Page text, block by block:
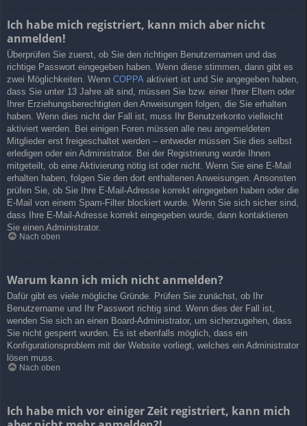
Ich habe mich registriert, kann mich aber nicht
anmelden!
Überprüfen Sie zuerst, ob Sie den richtigen Benutzernamen und das
richtige Passwort eingegeben haben. Wenn diese stimmen, dann gibt es
zwei Möglichkeiten. Wenn COPPA aktiviert ist und Sie angegeben haben,
dass Sie unter 13 Jahre alt sind, müssen Sie bzw. einer Ihrer Eltern oder
Ihrer Erziehungsberechtigten den Anweisungen folgen, die Sie erhalten
haben. Wenn dies nicht der Fall ist, muss Ihr Benutzerkonto vielleicht
aktiviert werden. Bei einigen Foren müssen alle neu angemeldeten
Mitglieder erst freigeschaltet werden – entweder müssen Sie dies selbst
erledigen oder ein Administrator. Bei der Registrierung wurde Ihnen
mitgeteilt, ob eine Aktivierung nötig ist oder nicht. Wenn Sie eine E-Mail
erhalten haben, folgen Sie den dort enthaltenen Anweisungen. Ansonsten
prüfen Sie, ob Sie Ihre E-Mail-Adresse korrekt eingegeben haben oder die
E-Mail von einem Spam-Filter blockiert wurde. Wenn Sie sich sicher sind,
dass Ihre E-Mail-Adresse korrekt eingegeben wurde, dann kontaktieren
Sie einen Administrator.
Nach oben
Warum kann ich mich nicht anmelden?
Dafür gibt es viele mögliche Gründe. Prüfen Sie zunächst, ob Ihr
Benutzername und Ihr Passwort richtig sind. Wenn dies der Fall ist,
wenden Sie sich an einen Board-Administrator, um sicherzugehen, dass
Sie nicht gesperrt wurden. Es ist ebenfalls möglich, dass ein
Konfigurationsproblem mit der Website vorliegt, welches ein Administrator
lösen muss.
Nach oben
Ich habe mich vor einiger Zeit registriert, kann mich